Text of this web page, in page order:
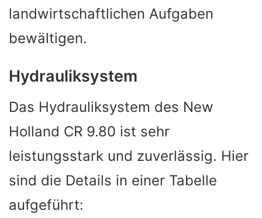
landwirtschaftlichen Aufgaben
bewältigen.
Hydrauliksystem
Das Hydrauliksystem des New
Holland CR 9.80 ist sehr
leistungsstark und zuverlässig. Hier
sind die Details in einer Tabelle
aufgeführt: